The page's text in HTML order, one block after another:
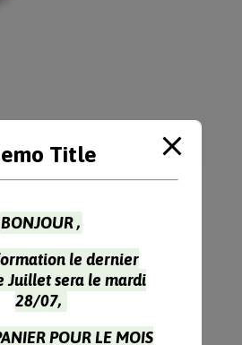
Rechercher
l’Indienne
Parmesan
& coquillettes
Title
BONJOUR ,
le dernier
Juillet sera le mardi
28/07,
POUR LE MOIS